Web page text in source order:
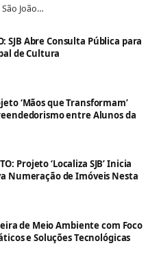
João…
SJB Abre Consulta Pública para
de Cultura
‘Mãos que Transformam’
entre Alunos da
Projeto ‘Localiza SJB’ Inicia
Numeração de Imóveis Nesta
de Meio Ambiente com Foco
e Soluções Tecnológicas